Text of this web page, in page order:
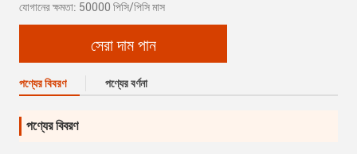
যোগানের ক্ষমতা: 50000 পিসি/পিসি মাস
সেরা দাম পান
পণ্যের বিবরণ পণ্যের বর্ণনা
পণ্যের বিবরণ